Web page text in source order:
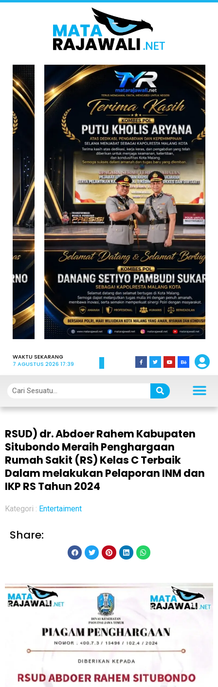
WAKTU SEKARANG
7 AGUSTUS 2026 17:39
RSUD) dr. Abdoer Rahem Kabupaten
Situbondo Meraih Penghargaan
Rumah Sakit (RS) Kelas C Terbaik
Dalam melakukan Pelaporan INM dan
IKP RS Tahun 2024
Kategori : Entertaiment
Share: